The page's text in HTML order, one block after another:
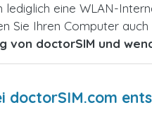
lediglich eine WLAN-
Sie Ihren Computer
von doctorSIM und
doctorSIM.com